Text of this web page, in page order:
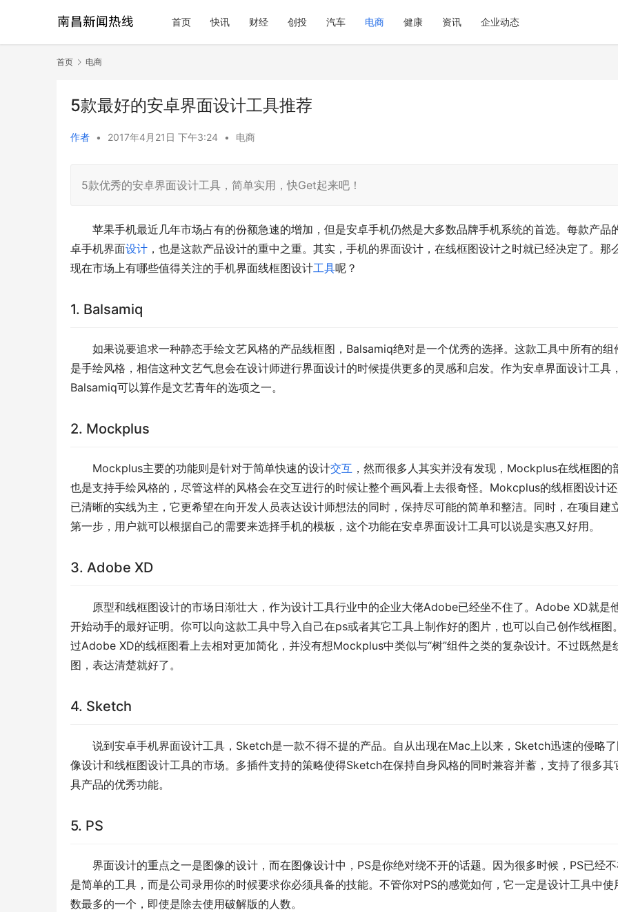
首页 快讯 财经 创投 汽车 电商 健康 资讯 企业动态
首页 电商
5款最好的安卓界面设计工具推荐
作者 • 2017年4月21日 下午3:24 • 电商
5款优秀的安卓界面设计工具，简单实用，快Get起来吧！
苹果手机最近几年市场占有的份额急速的增加，但是安卓手机仍然是大多数品牌手机系统的首选。每款产品
卓手机界面设计 ，也是这款产品设计的重中之重。其实，手机的界面设计，在线框图设计之时就已经决定了。那
现在市场上有哪些值得关注的手机界面线框图设计工具呢？
1. Balsamiq
如果说要追求一种静态手绘文艺风格的产品线框图，Balsamiq绝对是一个优秀的选择。这款工具中所有的组
是手绘风格，相信这种文艺气息会在设计师进行界面设计的时候提供更多的灵感和启发。作为安卓界面设计工具，
Balsamiq可以算作是文艺青年的选项之一。
2. Mockplus
Mockplus主要的功能则是针对于简单快速的设计交互 ，然而很多人其实并没有发现，Mockplus在线框图的
也是支持手绘风格的，尽管这样的风格会在交互进行的时候让整个画风看上去很奇怪。Mokcplus的线框图设计
已清晰的实线为主，它更希望在向开发人员表达设计师想法的同时，保持尽可能的简单和整洁。同时，在项目建
第一步，用户就可以根据自己的需要来选择手机的模板，这个功能在安卓界面设计工具可以说是实惠又好用。
3. Adobe XD
原型和线框图设计的市场日渐壮大，作为设计工具行业中的企业大佬Adobe已经坐不住了。Adobe XD就是
开始动手的最好证明。你可以向这款工具中导入自己在ps或者其它工具上制作好的图片，也可以自己创作线框图
过Adobe XD的线框图看上去相对更加简化，并没有想Mockplus中类似与“树”组件之类的复杂设计。不过既然是
图，表达清楚就好了。
4. Sketch
说到安卓手机界面设计工具，Sketch是一款不得不提的产品。自从出现在Mac上以来，Sketch迅速的侵略
像设计和线框图设计工具的市场。多插件支持的策略使得Sketch在保持自身风格的同时兼容并蓄，支持了很多其
具产品的优秀功能。
5. PS
界面设计的重点之一是图像的设计，而在图像设计中，PS是你绝对绕不开的话题。因为很多时候，PS已经
是简单的工具，而是公司录用你的时候要求你必须具备的技能。不管你对PS的感觉如何，它一定是设计工具中使
数最多的一个，即使是除去使用破解版的人数。